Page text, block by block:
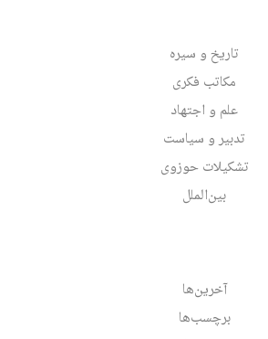
تاریخ و سیره
مکاتب فکری
علم و اجتهاد
تدبیر و سیاست
تشکیلات حوزوی
بین‌الملل
آخرین‌ها
برچسب‌ها